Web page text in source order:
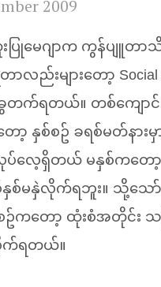
2009
ြုမေဂျာက ကွန်ပျူ
ည်းများတော့ Social
တက်ရတယ်။ တစ်ကျောင်း
ော့ နှစ်စဥ် ခရစ်မတ်နာ
လေ့ရှိတယ် မနှစ်ကတော့
စ်မနှဲလိုက်ရဘူး။ သို့သေ
ကတော့ ထုံးစံအတိုင်း
က်ရတယ်။